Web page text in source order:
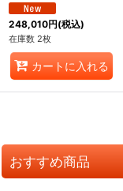
248,010円(税込)
在庫数 2枚
カートに入れる
おすすめ商品